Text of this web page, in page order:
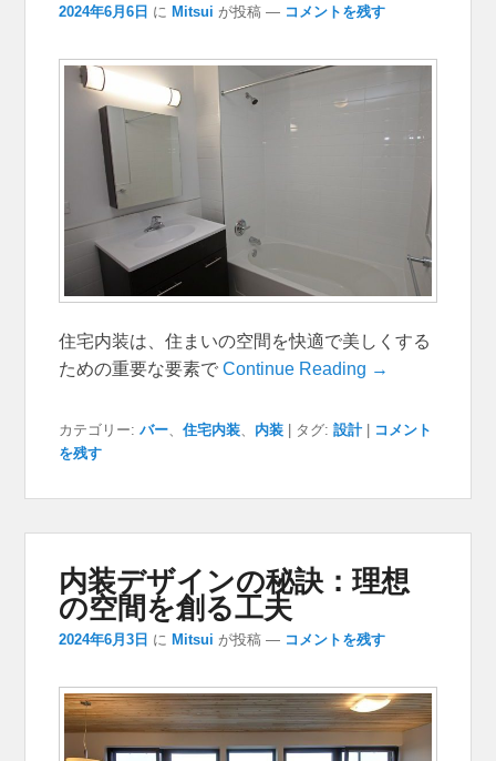
2024年6月6日 に Mitsui が投稿 — コメントを残す
住宅内装は、住まいの空間を快適で美しくする
ための重要な要素でContinue Reading →
カテゴリー: バー 、住宅内装 内装 | タグ: 設計 | コメント
を残す
内装デザインの秘訣：理想
の空間を創る工夫
2024年6月3日 に Mitsui が投稿 — コメントを残す